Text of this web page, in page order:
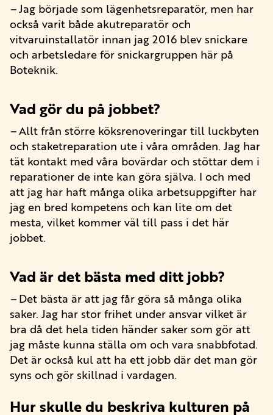
–Jag började som lägenhetsreparatör, men har
också varit både akutreparatör och
vitvaruinstallatör innan jag 2016 blev snickare
och arbetsledare för snickargruppen här på
Boteknik.
Vad gör du på jobbet?
–Allt från större köksrenoveringar till luckbyten
och staketreparation ute i våra områden. Jag har
tät kontakt med våra bovärdar och stöttar dem i
reparationer de inte kan göra själva. I och med
att jag har haft många olika arbetsuppgifter har
jag en bred kompetens och kan lite om det
mesta, vilket kommer väl till pass i det här
jobbet.
Vad är det bästa med ditt jobb?
–Det bästa är att jag får göra så många olika
saker. Jag har stor frihet under ansvar vilket är
bra då det hela tiden händer saker som gör att
jag måste kunna ställa om och vara snabbfotad.
Det är också kul att ha ett jobb där det man gör
syns och gör skillnad i vardagen.
Hur skulle du beskriva kulturen på